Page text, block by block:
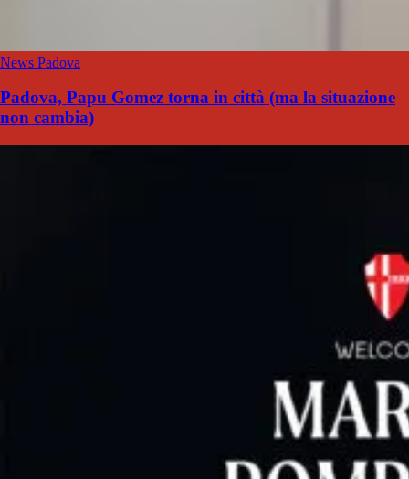
News Padova
Padova, Papu Gomez torna in città (ma la situazione
non cambia)